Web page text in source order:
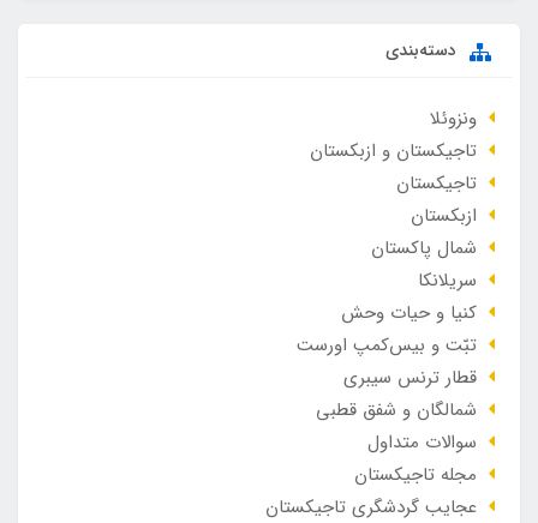
دسته‌بندی
ونزوئلا
تاجیکستان و ازبکستان
تاجیکستان
ازبکستان
شمال پاکستان
سریلانکا
کنیا و حیات وحش
تبّت و بیس‌کمپ اورست
قطار ترنس سیبری
شمالگان و شفق قطبی
سوالات متداول
مجله تاجیکستان
عجایب گردشگری تاجیکستان